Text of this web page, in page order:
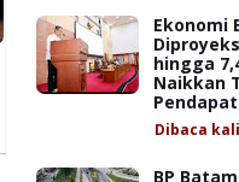
Ekonomi
hingga
Naikkan
Dibaca kali
BP